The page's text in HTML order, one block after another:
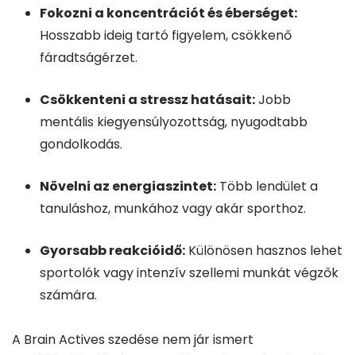
Fokozni a koncentrációt és éberséget:
Hosszabb ideig tartó figyelem, csökkenő
fáradtságérzet.
Csökkenteni a stressz hatásait:Jobb
mentális kiegyensúlyozottság, nyugodtabb
gondolkodás.
Növelni az energiaszintet: Több lendület a
tanuláshoz, munkához vagy akár sporthoz.
Gyorsabb reakcióidő: Különösen hasznos lehet
sportolók vagy intenzív szellemi munkát végzők
számára.
A Brain Actives szedése nem jár ismert